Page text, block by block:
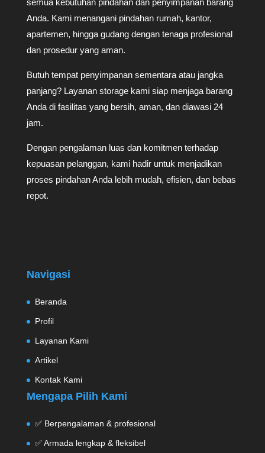
Anda. Kami menangani pindahan rumah, kantor,
apartemen, hingga gudang dengan tenaga profesional
dan prosedur yang aman.
Butuh tempat penyimpanan sementara atau jangka
panjang? Layanan storage kami siap menjaga barang
Anda di fasilitas yang bersih, aman, dan diawasi 24
jam.
Dengan pengalaman luas dan komitmen terhadap
kepuasan pelanggan, kami hadir untuk menjadikan
proses pindahan Anda lebih mudah, efisien, dan bebas
repot.
Navigasi
Beranda
Profil
Layanan Kami
Artikel
Kontak Kami
Mengapa Pilih Kami
✅ Berpengalaman & profesional
✅ Armada lengkap & fleksibel